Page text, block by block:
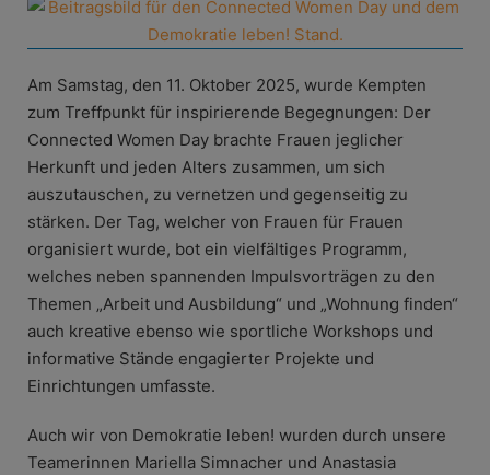
Am Samstag, den 11. Oktober 2025, wurde Kempten
zum Treffpunkt für inspirierende Begegnungen: Der
Connected Women Day brachte Frauen jeglicher
Herkunft und jeden Alters zusammen, um sich
auszutauschen, zu vernetzen und gegenseitig zu
stärken. Der Tag, welcher von Frauen für Frauen
organisiert wurde, bot ein vielfältiges Programm,
welches neben spannenden Impulsvorträgen zu den
Themen „Arbeit und Ausbildung“ und „Wohnung finden“
auch kreative ebenso wie sportliche Workshops und
informative Stände engagierter Projekte und
Einrichtungen umfasste.
Auch wir von Demokratie leben! wurden durch unsere
Teamerinnen Mariella Simnacher und Anastasia